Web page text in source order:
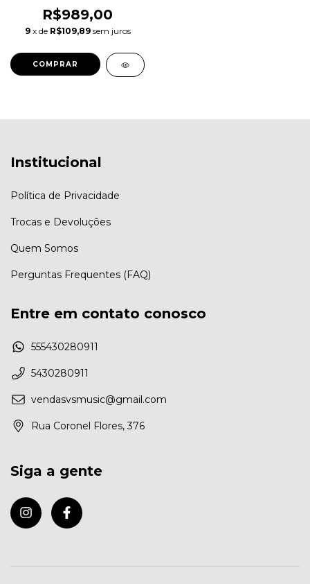
(BRITISH-8)
R$989,00
9 x de R$109,89 sem juros
Institucional
Política de Privacidade
Trocas e Devoluções
Quem Somos
Perguntas Frequentes (FAQ)
Entre em contato conosco
555430280911
5430280911
vendasvsmusic@gmail.com
Rua Coronel Flores, 376
Siga a gente